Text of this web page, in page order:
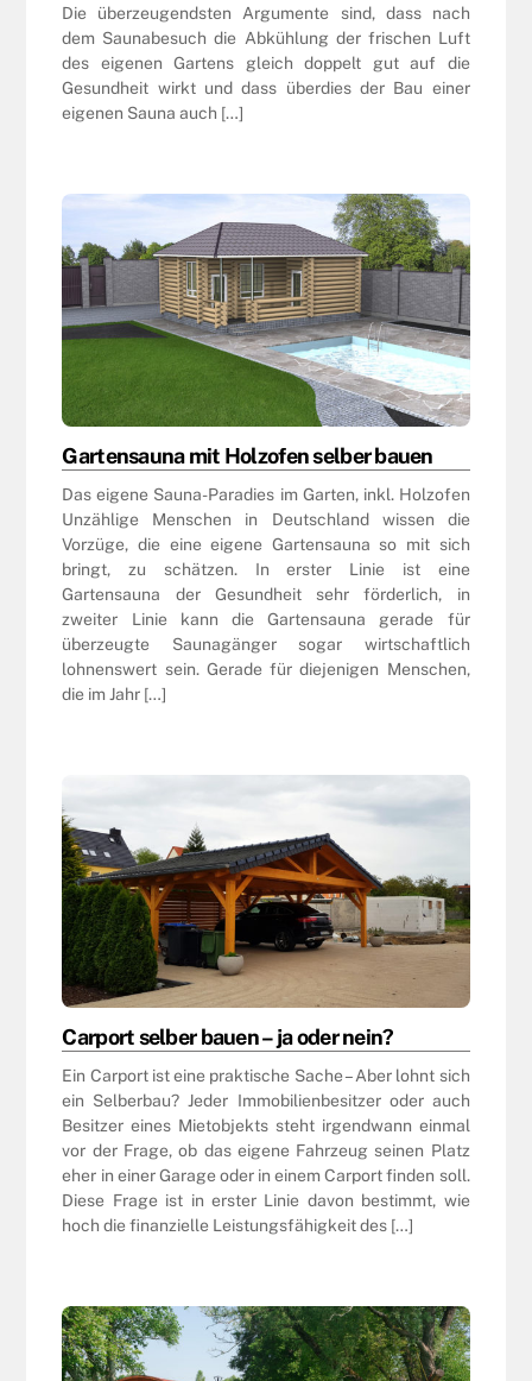
Die überzeugendsten Argumente sind, dass nach
dem Saunabesuch die Abkühlung der frischen Luft
des eigenen Gartens gleich doppelt gut auf die
Gesundheit wirkt und dass überdies der Bau einer
eigenen Sauna auch […]
Gartensauna mit Holzofen selber bauen
Das eigene Sauna-Paradies im Garten, inkl. Holzofen
Unzählige Menschen in Deutschland wissen die
Vorzüge, die eine eigene Gartensauna so mit sich
bringt, zu schätzen. In erster Linie ist eine
Gartensauna der Gesundheit sehr förderlich, in
zweiter Linie kann die Gartensauna gerade für
überzeugte Saunagänger sogar wirtschaftlich
lohnenswert sein. Gerade für diejenigen Menschen,
die im Jahr […]
Carport selber bauen – ja oder nein?
Ein Carport ist eine praktische Sache – Aber lohnt sich
ein Selberbau? Jeder Immobilienbesitzer oder auch
Besitzer eines Mietobjekts steht irgendwann einmal
vor der Frage, ob das eigene Fahrzeug seinen Platz
eher in einer Garage oder in einem Carport finden soll.
Diese Frage ist in erster Linie davon bestimmt, wie
hoch die finanzielle Leistungsfähigkeit des […]